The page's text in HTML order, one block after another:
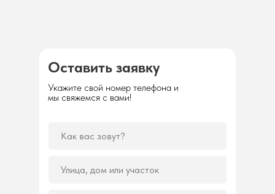
Оставить заявку
Укажите свой номер телефона и
мы свяжемся с вами!